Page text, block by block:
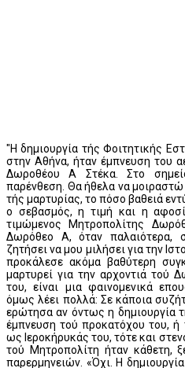
"Η δημιουργία τής Φοιτητικής
στην Αθήνα, ήταν έμπνευση του
Δωροθέου Α Στέκα. Στο
παρένθεση. Θα ήθελα να
τής μαρτυρίας, το πόσο βαθειά
ο σεβασμός, η τιμή και η
τιμώμενος Μητροπολίτης
Δωρόθεο Α, όταν παλαιότερα,
ζητήσει να μου μιλήσει για την
προκάλεσε ακόμα βαθύτερη
μαρτυρεί για την αρχοντιά τού
του, είναι μια φαινομενικά
όμως λέει πολλά: Σε κάποια
ερώτησα αν όντως η δημιουργία
έμπνευση τού προκατόχου του, ή
ως Ιεροκήρυκάς του, τότε και
τού Μητροπολίτη ήταν κάθετη,
παρερμηνειών. «Όχι. Η